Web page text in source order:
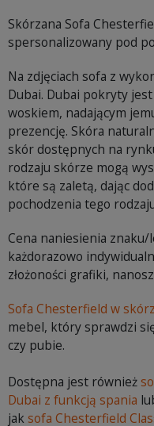
Skórzana Sofa
spersonalizowany pod
Na zdjęciach sofa z
Dubai. Dubai pokryty
woskiem, nadającym
prezencję. Skóra
skór dostępnych na
rodzaju skórze mogą
które są zaletą, dając
pochodzenia tego
Cena naniesienia
każdorazowo
złożoności grafiki,
Sofa Chesterfield w
mebel, który sprawdzi
czy pubie.
Dostępna jest również
Dubai z funkcją spania
jak sofa Chesterfield